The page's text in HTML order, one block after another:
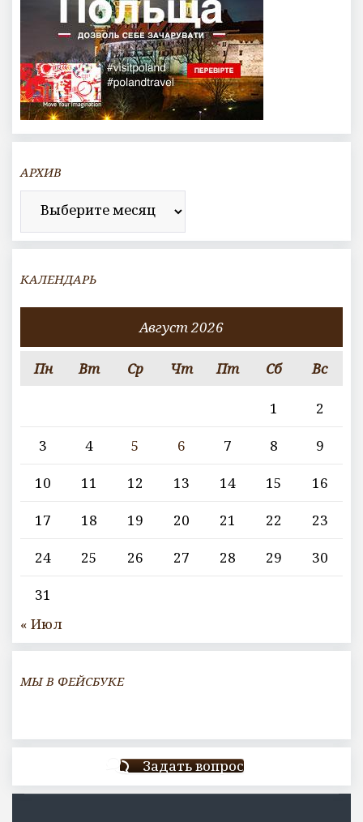
АРХИВ
Архив
КАЛЕНДАРЬ
Август 2026
Пн Вт Ср Чт Пт Сб Вс
1
2
3
4 5 6 7 8
9
10
11 12 13 14 15
16
17
18 19 20 21 22
23
24
25 26 27 28 29
30
31
« Июл
МЫ В ФЕЙСБУКЕ
Задать вопрос